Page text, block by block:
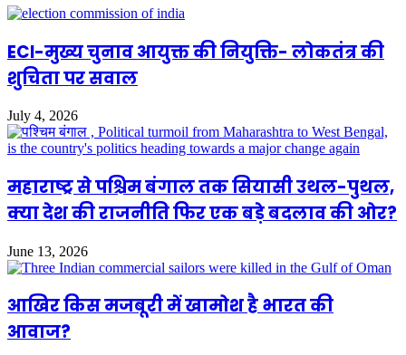
ECI-मुख्य चुनाव आयुक्त की नियुक्ति- लोकतंत्र की
शुचिता पर सवाल
July 4, 2026
महाराष्ट्र से पश्चिम बंगाल तक सियासी उथल-पुथल,
क्या देश की राजनीति फिर एक बड़े बदलाव की ओर?
June 13, 2026
आखिर किस मजबूरी में खामोश है भारत की
आवाज?